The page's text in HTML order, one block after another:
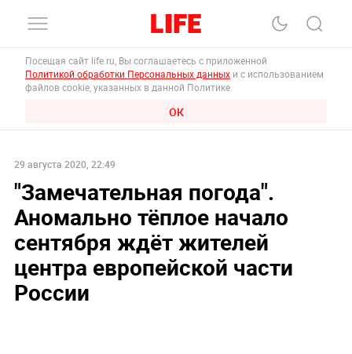
Посещая сайт life.ru, Вы соглашаетесь с приложенной
Политикой обработки Персональных данных и с использованием
файлов cookie, указанных в данной Политике.
ОК
29 августа 2020, 22:49
"Замечательная погода".
Аномально тёплое начало
сентября ждёт жителей
центра европейской части
России